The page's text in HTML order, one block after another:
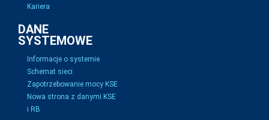
Kariera
DANE
SYSTEMOWE
Informacje o systemie
Schemat sieci
Zapotrzebowanie mocy KSE
Nowa strona z danymi KSE
i RB